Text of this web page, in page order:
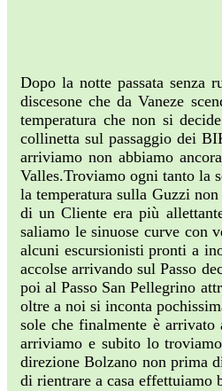
Dopo la notte passata
discesone che da Vaneze
temperatura che non si
collinetta sul passaggio dei
arriviamo non abbiamo
Valles.Troviamo ogni tanto la
la temperatura sulla Guzzi
di un Cliente era più
saliamo le sinuose curve con
alcuni escursionisti pronti a
accolse arrivando sul Passo
poi al Passo San Pellegrino
oltre a noi si inconta
sole che finalmente è arrivato
arriviamo e subito lo
direzione Bolzano non prima
di rientrare a casa effettuiamo